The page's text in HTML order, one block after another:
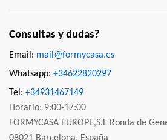
Consultas y dudas?
Email: mail@formycasa.es
Whatsapp: +34622820297
Tel: +34931467149
Horario: 9:00-17:00
FORMYCASA EUROPE,S.L Ronda de